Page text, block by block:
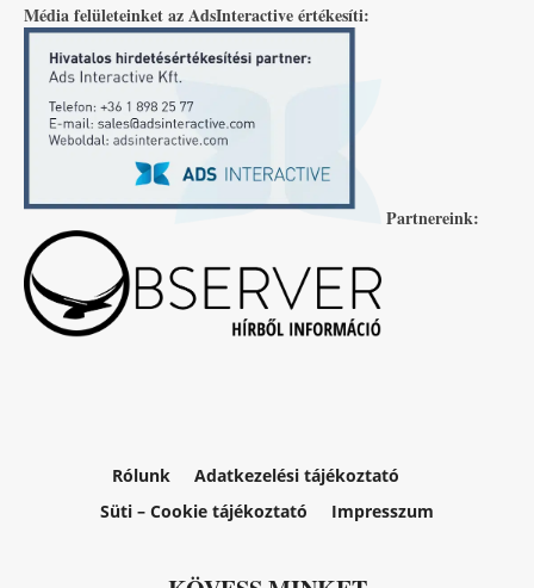
Média felületeinket az AdsInteractive értékesíti:
Partnereink:
Rólunk
Adatkezelési tájékoztató
Süti – Cookie tájékoztató
Impresszum